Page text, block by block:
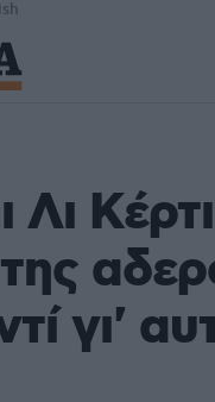
γι'